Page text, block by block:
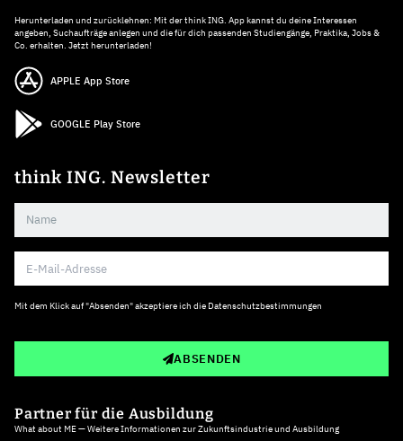
Herunterladen und zurücklehnen: Mit der think ING. App kannst du deine Interessen
angeben, Suchaufträge anlegen und die für dich passenden Studiengänge, Praktika, Jobs &
Co. erhalten. Jetzt herunterladen!
APPLE App Store
GOOGLE Play Store
think ING. Newsletter
Mit dem Klick auf "Absenden" akzeptiere ich die Datenschutzbestimmungen
ABSENDEN
Partner für die Ausbildung
What about ME — Weitere Informationen zur Zukunftsindustrie und Ausbildung